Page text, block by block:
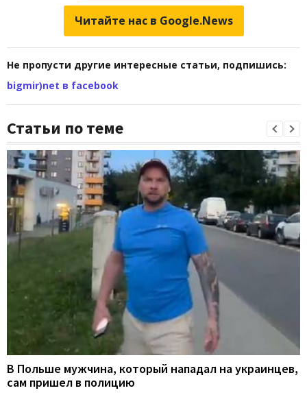
Читайте нас в Google.News
Не пропусти другие интересные статьи, подпишись:
bigmir)net в facebook
Статьи по теме
В Польше мужчина, который нападал на украинцев,
сам пришел в полицию